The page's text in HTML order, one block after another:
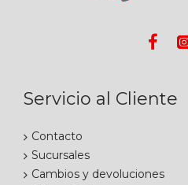
Servicio al Cliente
Contacto
Sucursales
Cambios y devoluciones